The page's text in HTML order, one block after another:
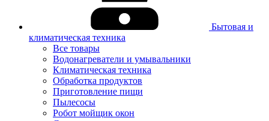
Бытовая и
климатическая техника
Все товары
Водонагреватели и умывальники
Климатическая техника
Обработка продуктов
Приготовление пищи
Пылесосы
Робот мойщик окон